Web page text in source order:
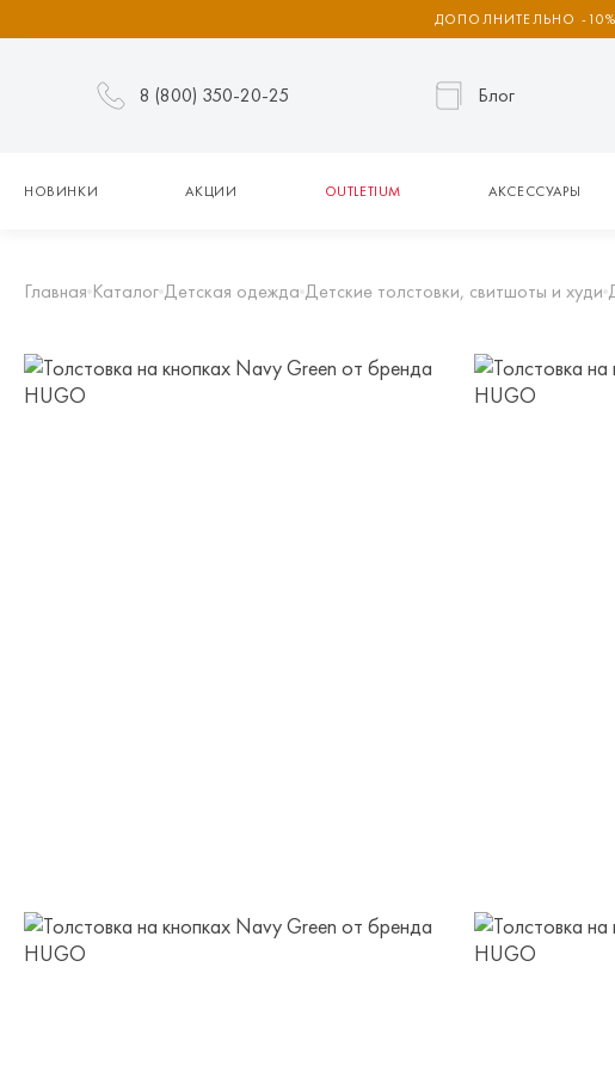
ДОПОЛНИТЕЛЬНО -
8 (800) 350-20-25 Блог
НОВИНКИ АКЦИИ OUTLETIUM АКСЕССУАРЫ
Главная Каталог Детская одежда Детские толстовки, свитшоты и худи